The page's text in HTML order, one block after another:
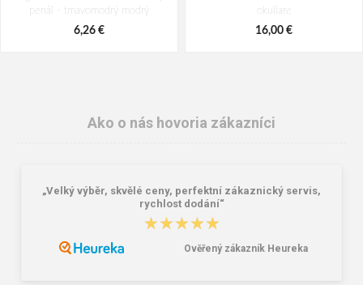
penál - tmavomodrý modrý
6,26 €
okuliare
16,00 €
Reisenthel Mini Maxi Shopper Dots
Lee Cooper LCW-26-07-4152M
Ako o nás hovoria zákazníci
„Velký výběr, skvělé ceny, perfektní zákaznický servis,
rychlost dodání“
★★★★★
★★★★★
Ověřený zákazník Heureka